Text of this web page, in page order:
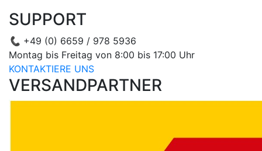
SUPPORT
📞 +49 (0) 6659 / 978 5936
Montag bis Freitag von 8:00 bis 17:00 Uhr
KONTAKTIERE UNS
VERSANDPARTNER